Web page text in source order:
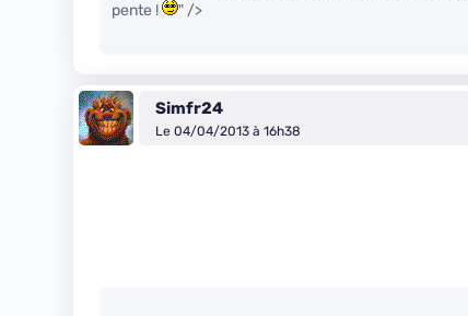
pente !
" />
Simfr24
Le 04/04/2013 à 16h38